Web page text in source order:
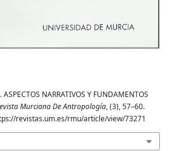
NARRATIVOS Y FUNDAMENTOS
Murciana De Antropología, (3), 57–60.
revistas.um.es/rmu/article/view/73271